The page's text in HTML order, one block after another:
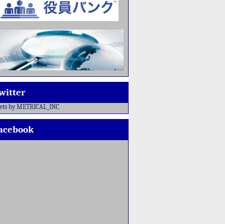
by METRICAL_INC